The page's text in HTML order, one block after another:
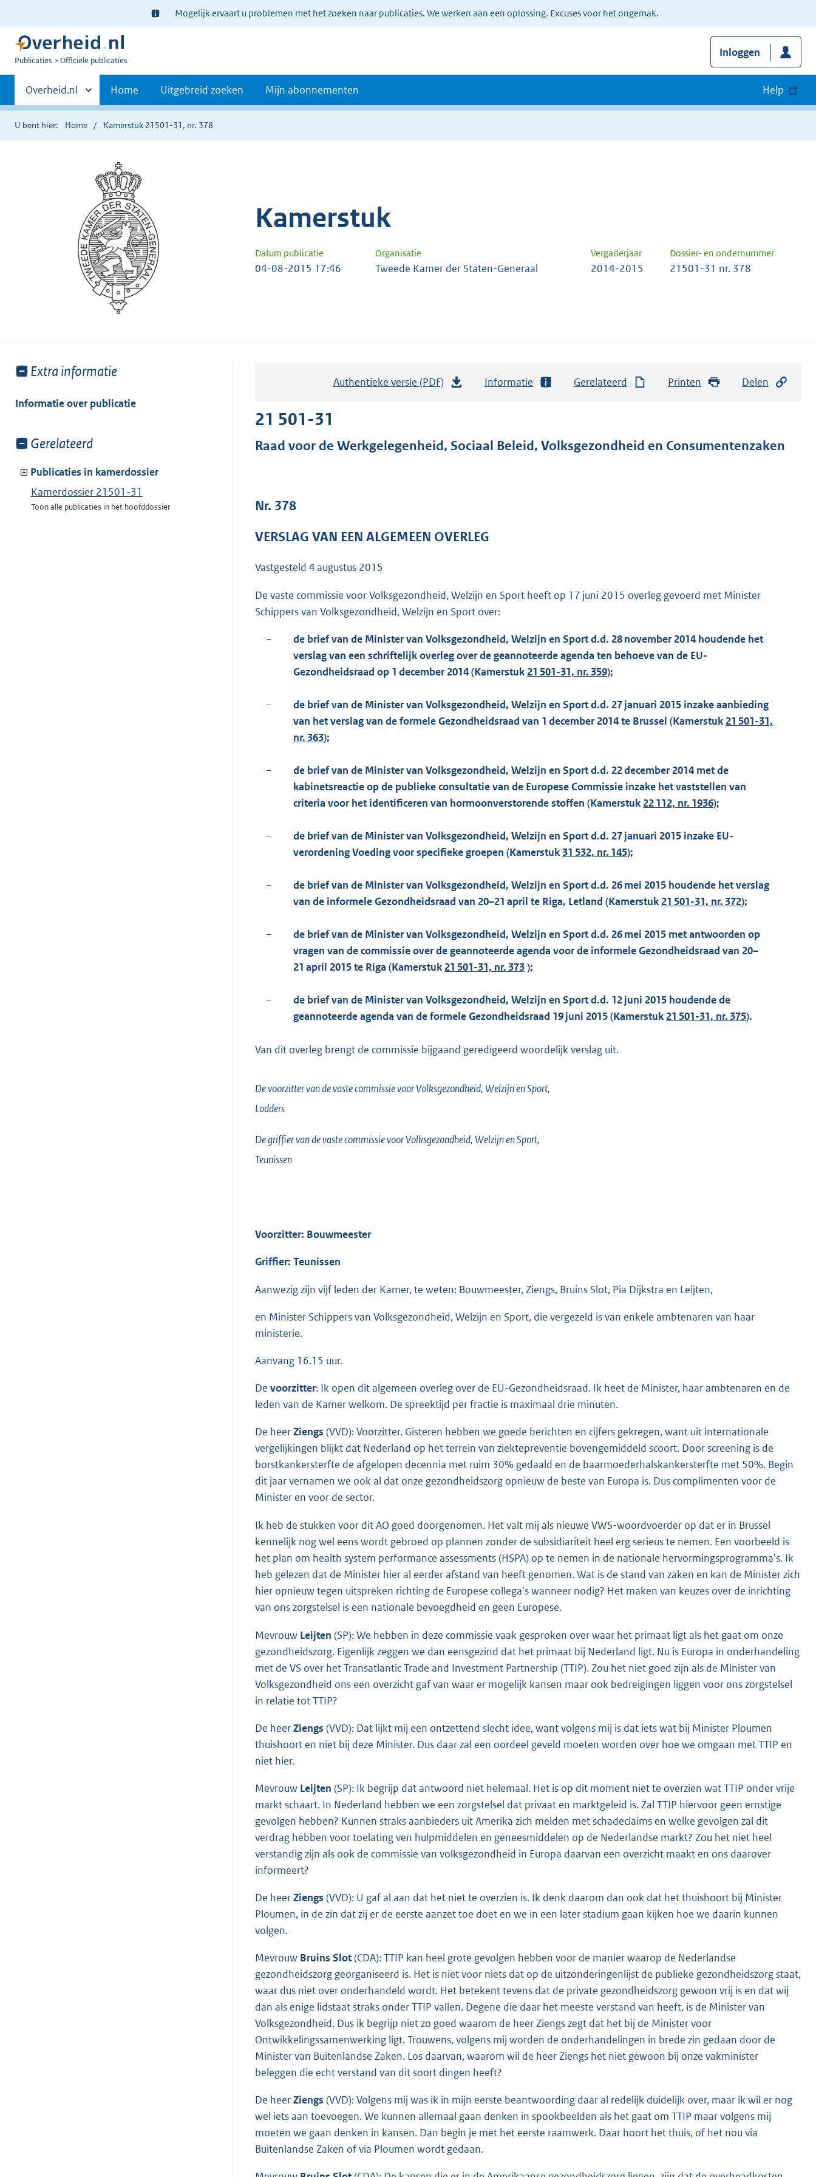
Ter
informatie:
Mogelijk ervaart u problemen met het zoeken naar publicaties. We werken aan een oplossing. Excuses voor het ongemak.
U
Publicaties Officiële publicaties
Inloggen
Primaire
navigatie
Andere
sites
binnen
Overheid.nl Home Uitgebreid zoeken Mijn abonnementen Help
U bent hier: Home Kamerstuk 21501-31, nr. 378
Kamerstuk
Datum publicatie Organisatie Vergaderjaar Dossier- en ondernummer
04-08-2015 17:46 Tweede Kamer der Staten-Generaal 2014-2015 21501-31 nr. 378
Toon
van:
Extra informatie
Informatie over publicatie
Toon
van:
Gerelateerd
Publicaties in kamerdossier
Kamerdossier 21501-31
Toon alle publicaties in het hoofddossier
Authentieke versie (PDF)
a
r
t
e
9
1
K
Informatie Gerelateerd Printen Delen
21 501-31
Raad voor de Werkgelegenheid, Sociaal Beleid, Volksgezondheid en Consumentenzaken
Nr. 378
VERSLAG VAN EEN ALGEMEEN OVERLEG
Vastgesteld 4 augustus 2015
De vaste commissie voor Volksgezondheid, Welzijn en Sport heeft op 17 juni 2015 overleg gevoerd met Minister
Schippers van Volksgezondheid, Welzijn en Sport over:
−
de brief van de Minister van Volksgezondheid, Welzijn en Sport d.d. 28 november 2014 houdende het
verslag van een schriftelijk overleg over de geannoteerde agenda ten behoeve van de EU-
Gezondheidsraad op 1 december 2014 (Kamerstuk 21 501-31, nr. 359);
−
de brief van de Minister van Volksgezondheid, Welzijn en Sport d.d. 27 januari 2015 inzake aanbieding
van het verslag van de formele Gezondheidsraad van 1 december 2014 te Brussel (Kamerstuk 21 501-31,
nr. 363);
−
de brief van de Minister van Volksgezondheid, Welzijn en Sport d.d. 22 december 2014 met de
kabinetsreactie op de publieke consultatie van de Europese Commissie inzake het vaststellen van
criteria voor het identificeren van hormoonverstorende stoffen (Kamerstuk 22 112, nr. 1936);
−
de brief van de Minister van Volksgezondheid, Welzijn en Sport d.d. 27 januari 2015 inzake EU-
verordening Voeding voor specifieke groepen (Kamerstuk 31 532, nr. 145);
−
de brief van de Minister van Volksgezondheid, Welzijn en Sport d.d. 26 mei 2015 houdende het verslag
van de informele Gezondheidsraad van 20–21 april te Riga, Letland (Kamerstuk 21 501-31, nr. 372);
−
de brief van de Minister van Volksgezondheid, Welzijn en Sport d.d. 26 mei 2015 met antwoorden op
vragen van de commissie over de geannoteerde agenda voor de informele Gezondheidsraad van 20–
21 april 2015 te Riga (Kamerstuk 21 501-31, nr. 373);
−
de brief van de Minister van Volksgezondheid, Welzijn en Sport d.d. 12 juni 2015 houdende de
geannoteerde agenda van de formele Gezondheidsraad 19 juni 2015 (Kamerstuk 21 501-31, nr. 375).
Van dit overleg brengt de commissie bijgaand geredigeerd woordelijk verslag uit.
De voorzitter van de vaste commissie voor Volksgezondheid, Welzijn en Sport,
Lodders
De griffier van de vaste commissie voor Volksgezondheid, Welzijn en Sport,
Teunissen
Voorzitter: Bouwmeester
Griffier: Teunissen
Aanwezig zijn vijf leden der Kamer, te weten: Bouwmeester, Ziengs, Bruins Slot, Pia Dijkstra en Leijten,
en Minister Schippers van Volksgezondheid, Welzijn en Sport, die vergezeld is van enkele ambtenaren van haar
ministerie.
Aanvang 16.15 uur.
De voorzitter: Ik open dit algemeen overleg over de EU-Gezondheidsraad. Ik heet de Minister, haar ambtenaren en de
leden van de Kamer welkom. De spreektijd per fractie is maximaal drie minuten.
De heerZiengs (VVD): Voorzitter. Gisteren hebben we goede berichten en cijfers gekregen, want uit internationale
vergelijkingen blijkt dat Nederland op het terrein van ziektepreventie bovengemiddeld scoort. Door screening is de
borstkankersterfte de afgelopen decennia met ruim 30% gedaald en de baarmoederhalskankersterfte met 50%. Begin
dit jaar vernamen we ook al dat onze gezondheidszorg opnieuw de beste van Europa is. Dus complimenten voor de
Minister en voor de sector.
Ik heb de stukken voor dit AO goed doorgenomen. Het valt mij als nieuwe VWS-woordvoerder op dat er in Brussel
kennelijk nog wel eens wordt gebroed op plannen zonder de subsidiariteit heel erg serieus te nemen. Een voorbeeld is
het plan om health system performance assessments (HSPA) op te nemen in de nationale hervormingsprogramma's. Ik
heb gelezen dat de Minister hier al eerder afstand van heeft genomen. Wat is de stand van zaken en kan de Minister zich
hier opnieuw tegen uitspreken richting de Europese collega's wanneer nodig? Het maken van keuzes over de inrichting
van ons zorgstelsel is een nationale bevoegdheid en geen Europese.
Mevrouw Leijten (SP): We hebben in deze commissie vaak gesproken over waar het primaat ligt als het gaat om onze
gezondheidszorg. Eigenlijk zeggen we dan eensgezind dat het primaat bij Nederland ligt. Nu is Europa in onderhandeling
met de VS over het Transatlantic Trade and Investment Partnership (TTIP). Zou het niet goed zijn als de Minister van
Volksgezondheid ons een overzicht gaf van waar er mogelijk kansen maar ook bedreigingen liggen voor ons zorgstelsel
in relatie tot TTIP?
De heerZiengs (VVD): Dat lijkt mij een ontzettend slecht idee, want volgens mij is dat iets wat bij Minister Ploumen
thuishoort en niet bij deze Minister. Dus daar zal een oordeel geveld moeten worden over hoe we omgaan met TTIP en
niet hier.
Mevrouw Leijten (SP): Ik begrijp dat antwoord niet helemaal. Het is op dit moment niet te overzien wat TTIP onder vrije
markt schaart. In Nederland hebben we een zorgstelsel dat privaat en marktgeleid is. Zal TTIP hiervoor geen ernstige
gevolgen hebben? Kunnen straks aanbieders uit Amerika zich melden met schadeclaims en welke gevolgen zal dit
verdrag hebben voor toelating ven hulpmiddelen en geneesmiddelen op de Nederlandse markt? Zou het niet heel
verstandig zijn als ook de commissie van volksgezondheid in Europa daarvan een overzicht maakt en ons daarover
informeert?
De heerZiengs (VVD): U gaf al aan dat het niet te overzien is. Ik denk daarom dan ook dat het thuishoort bij Minister
Ploumen, in de zin dat zij er de eerste aanzet toe doet en we in een later stadium gaan kijken hoe we daarin kunnen
volgen.
Mevrouw Bruins Slot(CDA): TTIP kan heel grote gevolgen hebben voor de manier waarop de Nederlandse
gezondheidszorg georganiseerd is. Het is niet voor niets dat op de uitzonderingenlijst de publieke gezondheidszorg staat,
waar dus niet over onderhandeld wordt. Het betekent tevens dat de private gezondheidszorg gewoon vrij is en dat wij
dan als enige lidstaat straks onder TTIP vallen. Degene die daar het meeste verstand van heeft, is de Minister van
Volksgezondheid. Dus ik begrijp niet zo goed waarom de heer Ziengs zegt dat het bij de Minister voor
Ontwikkelingssamenwerking ligt. Trouwens, volgens mij worden de onderhandelingen in brede zin gedaan door de
Minister van Buitenlandse Zaken. Los daarvan, waarom wil de heer Ziengs het niet gewoon bij onze vakminister
beleggen die echt verstand van dit soort dingen heeft?
De heerZiengs (VVD): Volgens mij was ik in mijn eerste beantwoording daar al redelijk duidelijk over, maar ik wil er nog
wel iets aan toevoegen. We kunnen allemaal gaan denken in spookbeelden als het gaat om TTIP maar volgens mij
moeten we gaan denken in kansen. Dan begin je met het eerste raamwerk. Daar hoort het thuis, of het nou via
Buitenlandse Zaken of via Ploumen wordt gedaan.